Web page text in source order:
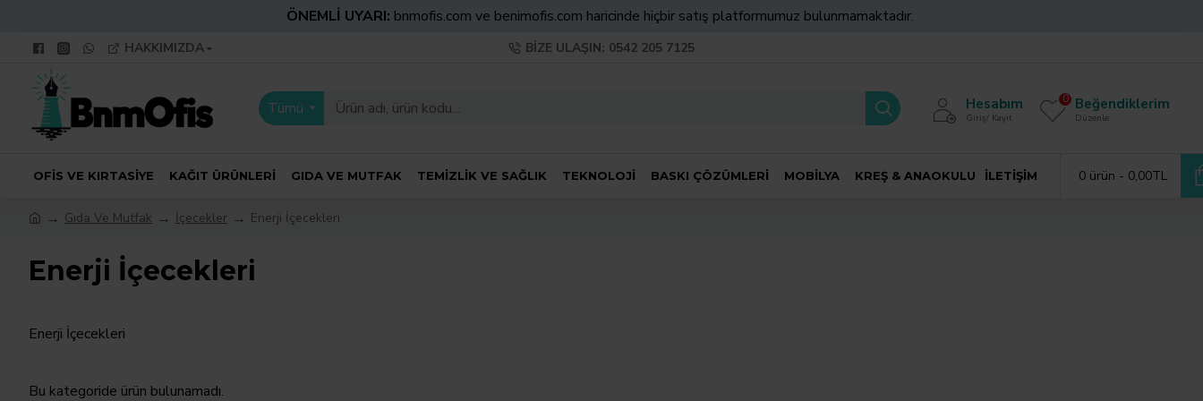
ÖNEMLİ UYARI: bnmofis.com ve benimofis.com haricinde hiçbir satış platformumuz bulunmamaktadır.
HAKKIMIZDA BIZE ULAŞIN: 0542 205 7125
Tümü Hesabım
Giriş/ Kayıt
Beğendiklerim
Düzenle
0
OFIS VE KIRTASIYE KAĞIT ÜRÜNLERI GIDA VE MUTFAK TEMIZLIK VE SAĞLIK TEKNOLOJI BASKI ÇÖZÜMLERI MOBILYA KREŞ & ANAOKULU İLETIŞIM 0 ürün - 0,00TL
Gıda Ve Mutfak İçecekler Enerji İçecekleri
Enerji İçecekleri
Enerji İçecekleri
Bu kategoride ürün bulunamadı.